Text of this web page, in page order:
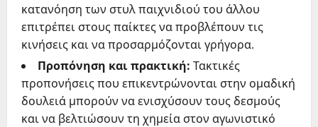
κατανόηση των στυλ παιχνιδιού του άλλου
επιτρέπει στους παίκτες να προβλέπουν τις
κινήσεις και να προσαρμόζονται γρήγορα.
Προπόνηση και πρακτική: Τακτικές
προπονήσεις που επικεντρώνονται στην ομαδική
δουλειά μπορούν να ενισχύσουν τους δεσμούς
και να βελτιώσουν τη χημεία στον αγωνιστικό